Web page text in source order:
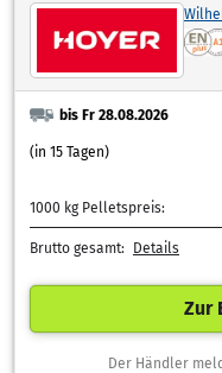
bis Fr 28.08.2026
(in 15 Tagen)
1000 kg Pelletspreis:
Brutto gesamt: Details
Zur
Der Händler